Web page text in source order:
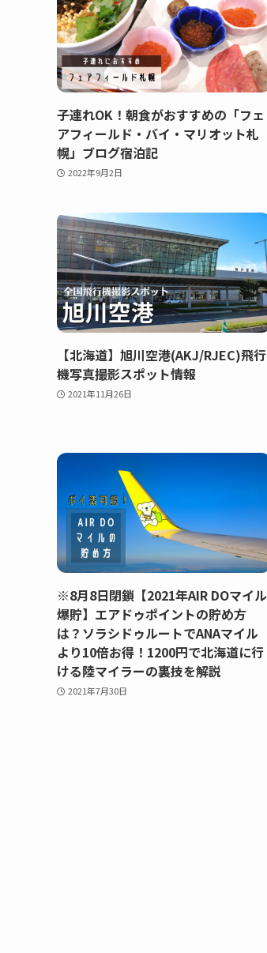
子連れOK！朝食がおすすめの「フェ
アフィールド・バイ・マリオット札
幌」ブログ宿泊記
2022年9月2日
【北海道】旭川空港(AKJ/RJEC)飛行
機写真撮影スポット情報
2021年11月26日
※8月8日閉鎖【2021年AIR DOマイル
爆貯】エアドゥポイントの貯め方
は？ソラシドゥルートでANAマイル
より10倍お得！1200円で北海道に行
ける陸マイラーの裏技を解説
2021年7月30日